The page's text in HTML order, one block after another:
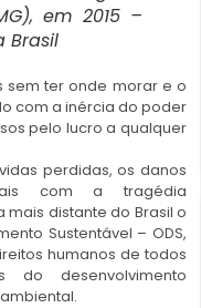
em 2015 –
Brasil
sem ter onde morar e o
com a inércia do poder
pelo lucro a qualquer
perdidas, os danos
com a tragédia
mais distante do Brasil o
Sustentável – ODS,
humanos de todos
desenvolvimento